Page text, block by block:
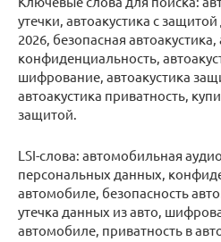
утечки, автоакустика с
2026, безопасная автоакустика,
конфиденциальность,
шифрование, автоакустика
автоакустика приватность,
защитой.
LSI-слова: автомобильная
персональных данных,
автомобиле, безопасность
утечка данных из авто,
автомобиле, приватность в